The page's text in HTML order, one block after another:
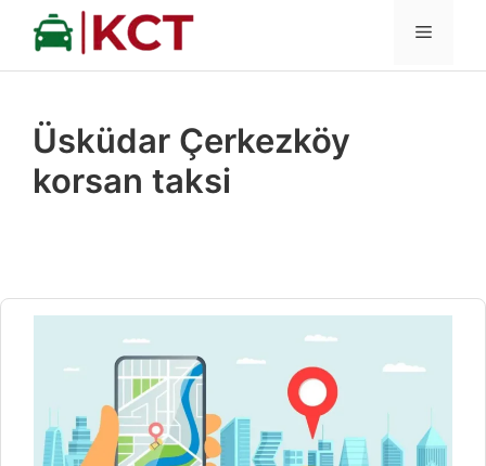
İçeriğe
MENÜ
Üsküdar Çerkezköy
korsan taksi